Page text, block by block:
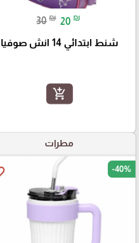
30 ₪ 20 ₪
شنط ابتدائي 14 انش صوفيا
add_shopping_cart
مطرات
-40%